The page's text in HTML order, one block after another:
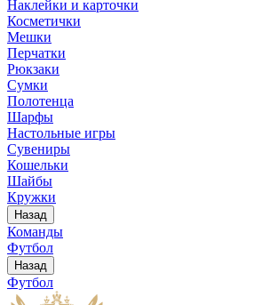
Наклейки и карточки
Косметички
Мешки
Перчатки
Рюкзаки
Сумки
Полотенца
Шарфы
Настольные игры
Сувениры
Кошельки
Шайбы
Кружки
Назад
Команды
Футбол
Назад
Футбол